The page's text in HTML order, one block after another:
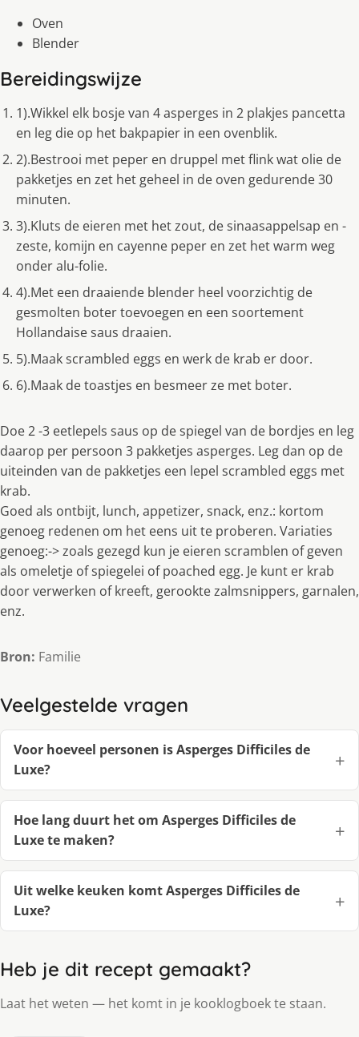
Oven
Blender
Bereidingswijze
1).Wikkel elk bosje van 4 asperges in 2 plakjes pancetta
en leg die op het bakpapier in een ovenblik.
2).Bestrooi met peper en druppel met flink wat olie de
pakketjes en zet het geheel in de oven gedurende 30
minuten.
3).Kluts de eieren met het zout, de sinaasappelsap en -
zeste, komijn en cayenne peper en zet het warm weg
onder alu-folie.
4).Met een draaiende blender heel voorzichtig de
gesmolten boter toevoegen en een soortement
Hollandaise saus draaien.
5).Maak scrambled eggs en werk de krab er door.
6).Maak de toastjes en besmeer ze met boter.
Doe 2 -3 eetlepels saus op de spiegel van de bordjes en leg
daarop per persoon 3 pakketjes asperges. Leg dan op de
uiteinden van de pakketjes een lepel scrambled eggs met
krab.
Goed als ontbijt, lunch, appetizer, snack, enz.: kortom
genoeg redenen om het eens uit te proberen. Variaties
genoeg:-> zoals gezegd kun je eieren scramblen of geven
als omeletje of spiegelei of poached egg. Je kunt er krab
door verwerken of kreeft, gerookte zalmsnippers, garnalen,
enz.
Bron: Familie
Veelgestelde vragen
Voor hoeveel personen is Asperges Difficiles de
Luxe?
Hoe lang duurt het om Asperges Difficiles de
Luxe te maken?
Uit welke keuken komt Asperges Difficiles de
Luxe?
Heb je dit recept gemaakt?
Laat het weten — het komt in je kooklogboek te staan.